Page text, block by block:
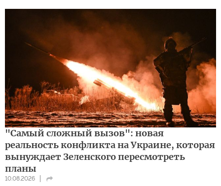
"Самый сложный вызов": новая
реальность конфликта на Украине, которая
вынуждает Зеленского пересмотреть
планы
10.08.2026